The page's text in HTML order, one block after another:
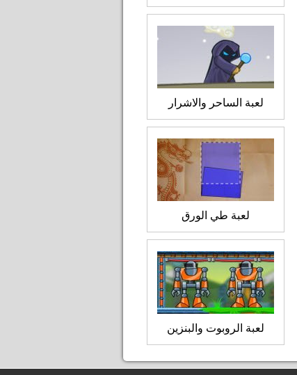
لعبة الساحر والاشرار
لعبة طي الورق
لعبة الروبوت والبنزين